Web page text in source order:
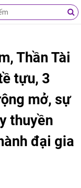
Thần Tài
tựu, 3
mở, sự
thuyền
đại gia